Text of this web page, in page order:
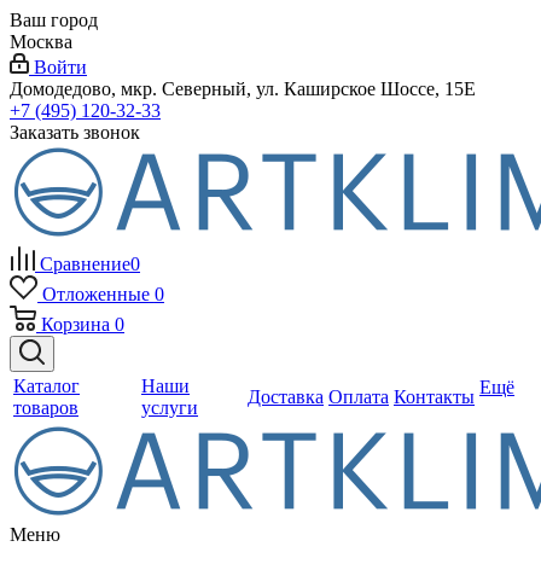
Ваш город
Москва
Войти
Домодедово, мкр. Северный, ул. Каширское Шоссе, 15Е
+7 (495) 120-32-33
Заказать звонок
Сравнение0
Отложенные 0
Корзина 0
Каталог
товаров
Наши
услуги
Доставка Оплата Контакты Ещё
Меню